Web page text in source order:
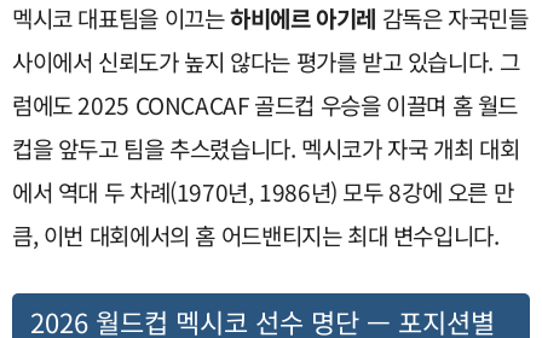
멕시코 대표팀을 이끄는하비에르 아기레 감독은 자국민들
사이에서 신뢰도가 높지 않다는 평가를 받고 있습니다. 그
럼에도 2025 CONCACAF 골드컵 우승을 이끌며 홈 월드
컵을 앞두고 팀을 추스렸습니다. 멕시코가 자국 개최 대회
에서 역대 두 차례(1970년, 1986년) 모두 8강에 오른 만
큼, 이번 대회에서의 홈 어드밴티지는 최대 변수입니다.
2026 월드컵 멕시코 선수 명단 — 포지션별